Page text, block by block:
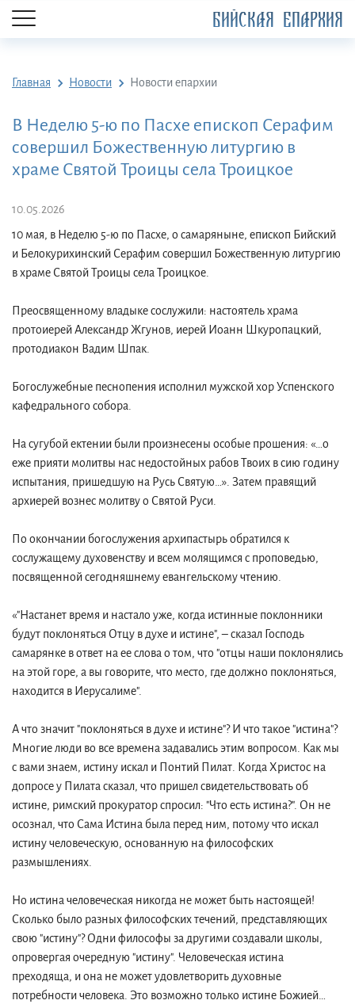
БИЙСКАЯ ЕПАРХИЯ
Главная Новости Новости епархии
В Неделю 5-ю по Пасхе епископ Серафим
совершил Божественную литургию в
храме Святой Троицы села Троицкое
10.05.2026
10 мая, в Неделю 5-ю по Пасхе, о самаряныне, епископ Бийский
и Белокурихинский Серафим совершил Божественную литургию
в храме Святой Троицы села Троицкое.
Преосвященному владыке сослужили: настоятель храма
протоиерей Александр Жгунов, иерей Иоанн Шкуропацкий,
протодиакон Вадим Шпак.
Богослужебные песнопения исполнил мужской хор Успенского
кафедрального собора.
На сугубой ектении были произнесены особые прошения: «…о
еже прияти молитвы нас недостойных рабов Твоих в сию годину
испытания, пришедшую на Русь Святую…». Затем правящий
архиерей вознес молитву о Святой Руси.
По окончании богослужения архипастырь обратился к
сослужащему духовенству и всем молящимся с проповедью,
посвященной сегодняшнему евангельскому чтению.
«"Настанет время и настало уже, когда истинные поклонники
будут поклоняться Отцу в духе и истине", – сказал Господь
самарянке в ответ на ее слова о том, что "отцы наши поклонялись
на этой горе, а вы говорите, что место, где должно поклоняться,
находится в Иерусалиме".
А что значит "поклоняться в духе и истине"? И что такое "истина"?
Многие люди во все времена задавались этим вопросом. Как мы
с вами знаем, истину искал и Понтий Пилат. Когда Христос на
допросе у Пилата сказал, что пришел свидетельствовать об
истине, римский прокуратор спросил: "Что есть истина?". Он не
осознал, что Сама Истина была перед ним, потому что искал
истину человеческую, основанную на философских
размышлениях.
Но истина человеческая никогда не может быть настоящей!
Сколько было разных философских течений, представляющих
свою "истину"? Одни философы за другими создавали школы,
опровергая очередную "истину". Человеческая истина
преходяща, и она не может удовлетворить духовные
потребности человека. Это возможно только истине Божией…